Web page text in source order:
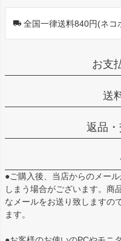
全国一律送料840円(ネコ
お支
送
返品
●ご購入後、当店からのメー
しまう場合がございます。商
なメールをお送り致しますの
ます。